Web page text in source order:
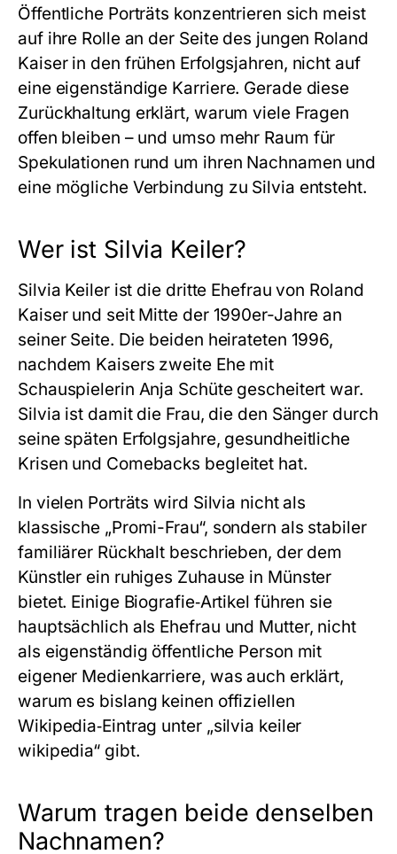
Öffentliche Porträts konzentrieren sich meist
auf ihre Rolle an der Seite des jungen Roland
Kaiser in den frühen Erfolgsjahren, nicht auf
eine eigenständige Karriere. Gerade diese
Zurückhaltung erklärt, warum viele Fragen
offen bleiben – und umso mehr Raum für
Spekulationen rund um ihren Nachnamen und
eine mögliche Verbindung zu Silvia entsteht.
Wer ist Silvia Keiler?
Silvia Keiler ist die dritte Ehefrau von Roland
Kaiser und seit Mitte der 1990er-Jahre an
seiner Seite. Die beiden heirateten 1996,
nachdem Kaisers zweite Ehe mit
Schauspielerin Anja Schüte gescheitert war.
Silvia ist damit die Frau, die den Sänger durch
seine späten Erfolgsjahre, gesundheitliche
Krisen und Comebacks begleitet hat.
In vielen Porträts wird Silvia nicht als
klassische „Promi-Frau“, sondern als stabiler
familiärer Rückhalt beschrieben, der dem
Künstler ein ruhiges Zuhause in Münster
bietet. Einige Biografie‑Artikel führen sie
hauptsächlich als Ehefrau und Mutter, nicht
als eigenständig öffentliche Person mit
eigener Medienkarriere, was auch erklärt,
warum es bislang keinen offiziellen
Wikipedia‑Eintrag unter „silvia keiler
wikipedia“ gibt.
Warum tragen beide denselben
Nachnamen?